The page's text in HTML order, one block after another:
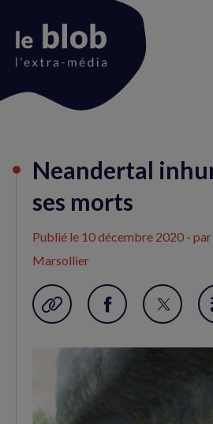
du
Neandertal
ses morts
Publié le 10 décembre 2020 -
Marsollier
Garder en favori
Partager
Partager